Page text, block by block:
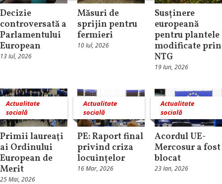
Decizie
controversată a
Parlamentului
European
13 Iul, 2026
Măsuri de
sprijin pentru
fermieri
10 Iul, 2026
Susținere
europeană
pentru plantele
modificate prin
NTG
19 Iun, 2026
Actualitate
socială
Primii laureaţi
ai Ordinului
European de
Merit
25 Mai, 2026
Actualitate
socială
PE: Raport final
privind criza
locuințelor
16 Mar, 2026
Actualitate
socială
Acordul UE-
Mercosur a fost
blocat
23 Ian, 2026